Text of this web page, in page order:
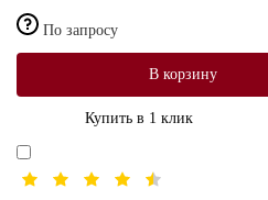
По запросу
В корзину
Купить в 1 клик